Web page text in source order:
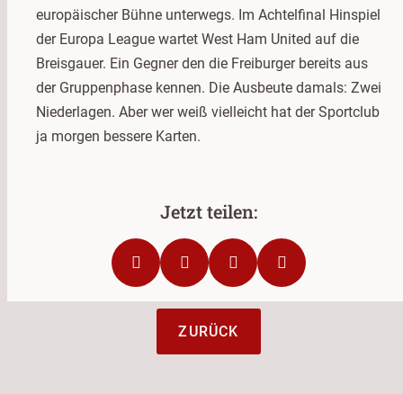
europäischer Bühne unterwegs. Im Achtelfinal Hinspiel
der Europa League wartet West Ham United auf die
Breisgauer. Ein Gegner den die Freiburger bereits aus
der Gruppenphase kennen. Die Ausbeute damals: Zwei
Niederlagen. Aber wer weiß vielleicht hat der Sportclub
ja morgen bessere Karten.
ZURÜCK